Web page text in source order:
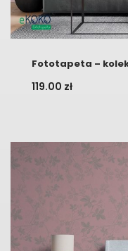
Fototapeta –
119.00 zł